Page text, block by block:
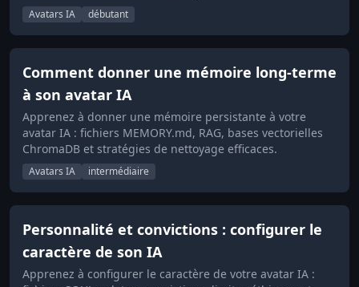
Avatars IA débutant
Comment donner une mémoire long-terme
à son avatar IA
Apprenez à donner une mémoire persistante à votre
avatar IA : fichiers MEMORY.md, RAG, bases vectorielles
ChromaDB et stratégies de nettoyage efficaces.
Avatars IA intermédiaire
Personnalité et convictions : configurer le
caractère de son IA
Apprenez à configurer le caractère de votre avatar IA :